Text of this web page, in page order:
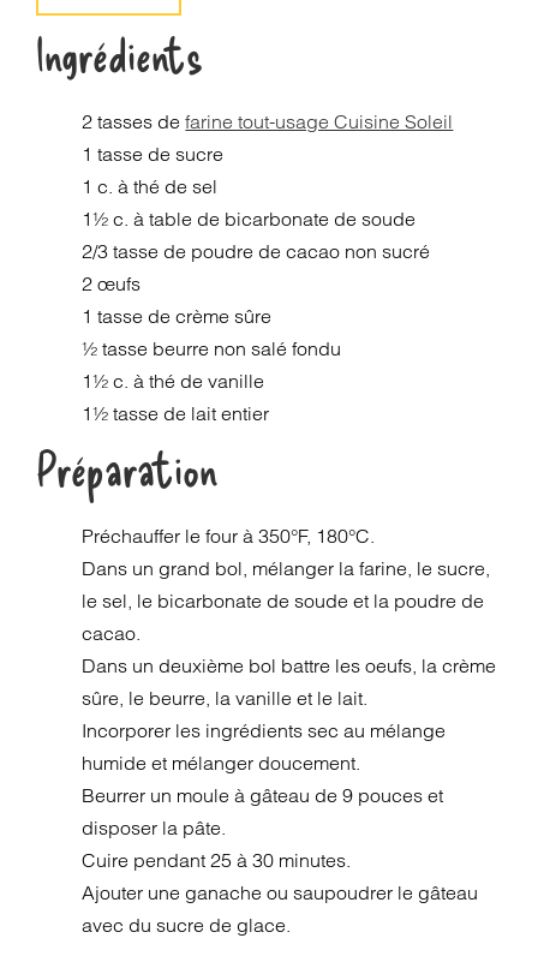
Ingrédients
2 tasses defarine tout-usage Cuisine Soleil
1 tasse de sucre
1 c. à thé de sel
1½ c. à table de bicarbonate de soude
2/3 tasse de poudre de cacao non sucré
2 œufs
1 tasse de crème sûre
½ tasse beurre non salé fondu
1½ c. à thé de vanille
1½ tasse de lait entier
Préparation
Préchauffer le four à 350°F, 180°C.
Dans un grand bol, mélanger la farine, le sucre,
le sel, le bicarbonate de soude et la poudre de
cacao.
Dans un deuxième bol battre les oeufs, la crème
sûre, le beurre, la vanille et le lait.
Incorporer les ingrédients sec au mélange
humide et mélanger doucement.
Beurrer un moule à gâteau de 9 pouces et
disposer la pâte.
Cuire pendant 25 à 30 minutes.
Ajouter une ganache ou saupoudrer le gâteau
avec du sucre de glace.